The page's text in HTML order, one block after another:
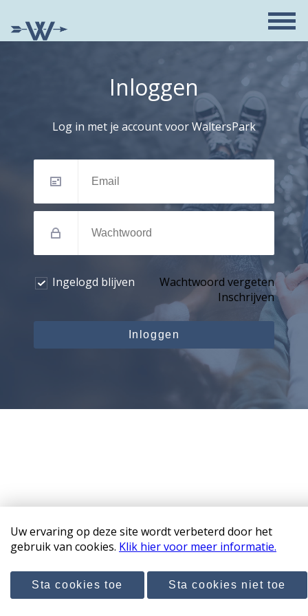
Uw ervaring op deze site wordt verbeterd door het
gebruik van cookies. Klik hier voor meer informatie.
Sta cookies toe Sta cookies niet toe
Inloggen
Log in met je account voor WaltersPark
Ingelogd blijven
Wachtwoord vergeten
Inschrijven
Inloggen
Copyright 2026 WaltersPark
Disclaimer & privacyverklaring
Door: Nieuwbouw Studio